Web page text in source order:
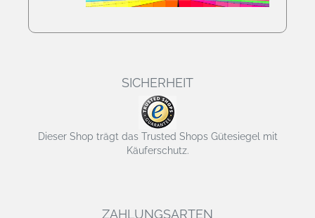
SICHERHEIT
Dieser Shop trägt das Trusted Shops Gütesiegel mit
Käuferschutz.
ZAHLUNGSARTEN